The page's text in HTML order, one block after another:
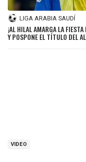
LIGA ARABIA SAUDÍ
¡AL HILAL AMARGA LA
Y POSPONE EL TÍTULO DEL
VIDEO